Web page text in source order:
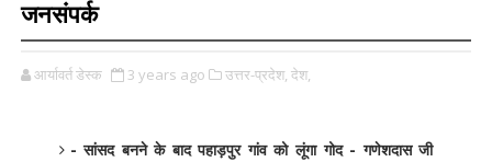
जनसंपर्क
आर्यावर्त डेस्क 3 years ago उत्तर-प्रदेश, देश,
- सांसद बनने के बाद पहाड़पुर गांव को लूंगा गोद - गणेशदास जी